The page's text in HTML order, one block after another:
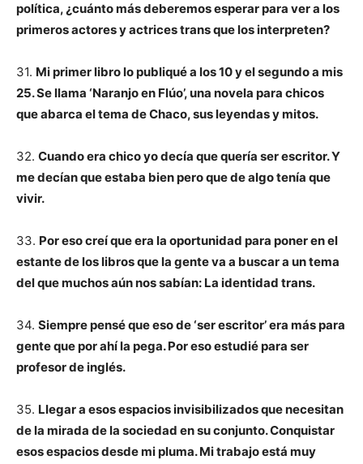
política, ¿cuánto más deberemos esperar para ver a los
primeros actores y actrices trans que los interpreten?
31. Mi primer libro lo publiqué a los 10 y el segundo a mis
25. Se llama ‘Naranjo en Flúo’, una novela para chicos
que abarca el tema de Chaco, sus leyendas y mitos.
32. Cuando era chico yo decía que quería ser escritor. Y
me decían que estaba bien pero que de algo tenía que
vivir.
33. Por eso creí que era la oportunidad para poner en el
estante de los libros que la gente va a buscar a un tema
del que muchos aún nos sabían: La identidad trans.
34. Siempre pensé que eso de ‘ser escritor’ era más para
gente que por ahí la pega. Por eso estudié para ser
profesor de inglés.
35. Llegar a esos espacios invisibilizados que necesitan
de la mirada de la sociedad en su conjunto. Conquistar
esos espacios desde mi pluma. Mi trabajo está muy